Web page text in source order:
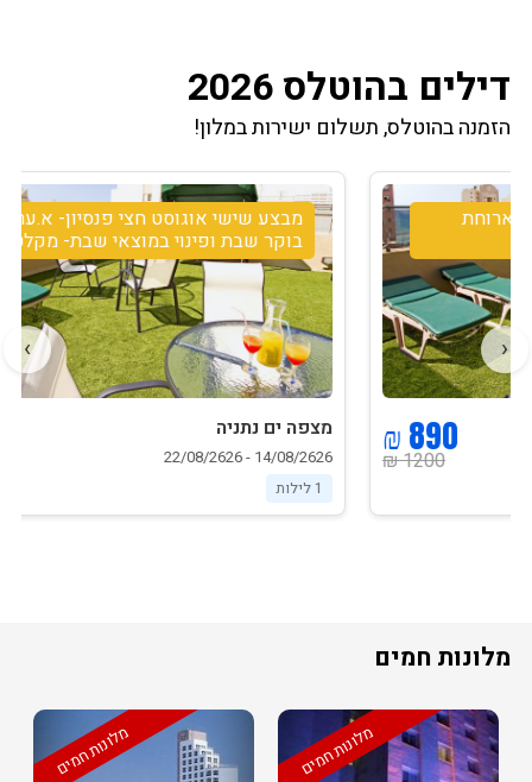
דילים בהוטלס 2026
הזמנה בהוטלס, תשלום ישירות במלון!
מבצע שישי אוגוסט חצי פנסיון- א.ערב שישי+
בוקר שבת ופינוי במוצאי שבת- מקלט במלון
מצפה ים נתניה
14/08/2626 - 22/08/2626
‹
›
מלונות חמים
מלונות חמים מלונות חמים